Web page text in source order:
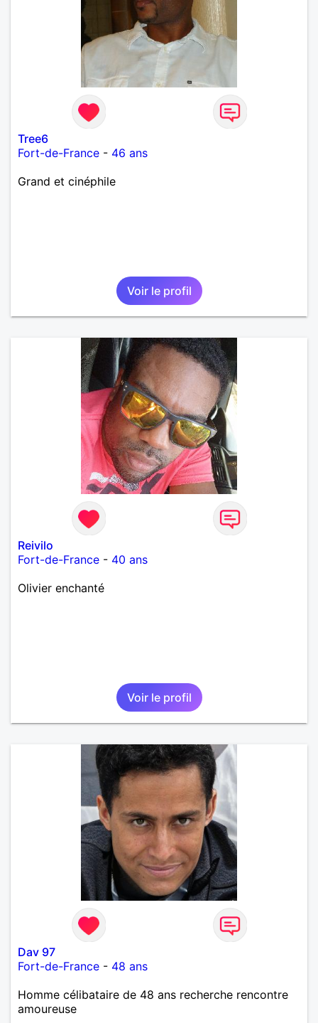
Tree6
Fort-de-France - 46 ans
Grand et cinéphile
Voir le profil
Reivilo
Fort-de-France - 40 ans
Olivier enchanté
Voir le profil
Dav 97
Fort-de-France - 48 ans
Homme célibataire de 48 ans recherche rencontre
amoureuse